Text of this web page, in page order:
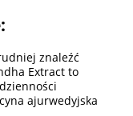
znaleźć
Extract to
ajurwedyjska